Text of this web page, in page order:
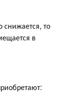
снижается, то
в